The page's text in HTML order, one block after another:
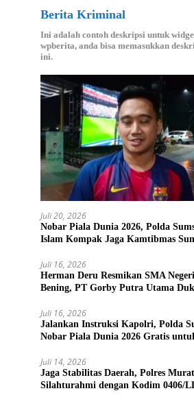
Berita Kriminal
Ini adalah contoh deskripsi untuk
wpberita, anda bisa memasukkan
ini.
Juli 20, 2026
Nobar Piala Dunia 2026, Polda
Islam Kompak Jaga Kamtibmas
Juli 16, 2026
Herman Deru Resmikan SMA
Bening, PT Gorby Putra Utama
Juli 16, 2026
Jalankan Instruksi Kapolri, Polda
Nobar Piala Dunia 2026 Gratis
Juli 14, 2026
Jaga Stabilitas Daerah, Polres
Silahturahmi dengan Kodim 0406/